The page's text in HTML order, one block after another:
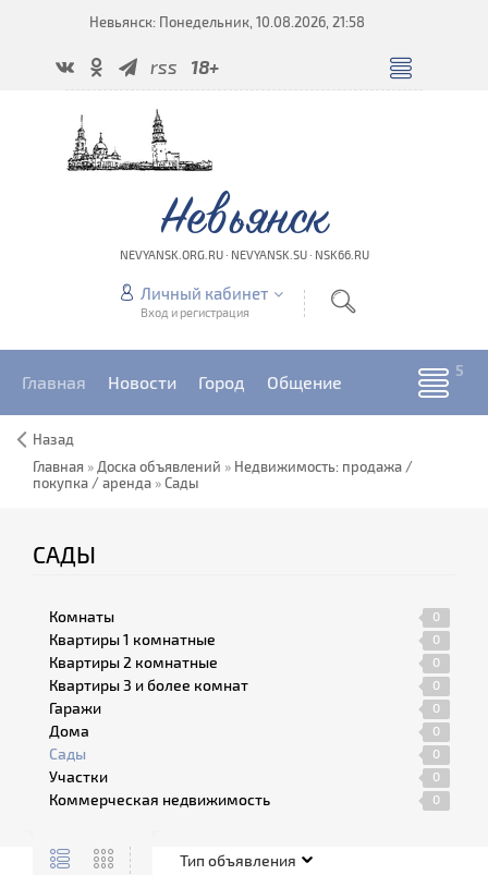
Невьянск: Понедельник, 10.08.2026, 21:58
rss 18+
Невьянск
NEVYANSK.ORG.RU · NEVYANSK.SU · NSK66.RU
Личный кабинет
Вход и регистрация
Главная Новости Город Общение
Назад
Главная » Доска объявлений » Недвижимость: продажа /
покупка / аренда »Сады
САДЫ
Комнаты 0
Квартиры 1 комнатные 0
Квартиры 2 комнатные 0
Квартиры 3 и более комнат 0
Гаражи 0
Дома 0
Сады 0
Участки 0
Коммерческая недвижимость 0